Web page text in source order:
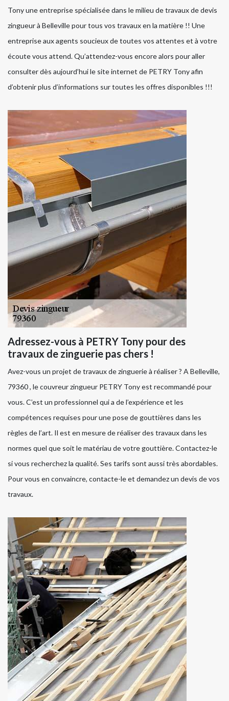
Tony une entreprise spécialisée dans le milieu de travaux de devis
zingueur à Belleville pour tous vos travaux en la matière !! Une
entreprise aux agents soucieux de toutes vos attentes et à votre
écoute vous attend. Qu’attendez-vous encore alors pour aller
consulter dès aujourd’hui le site internet de PETRY Tony afin
d’obtenir plus d’informations sur toutes les offres disponibles !!!
Adressez-vous à PETRY Tony pour des
travaux de zinguerie pas chers !
Avez-vous un projet de travaux de zinguerie à réaliser ? A Belleville,
79360 , le couvreur zingueur PETRY Tony est recommandé pour
vous. C’est un professionnel qui a de l’expérience et les
compétences requises pour une pose de gouttières dans les
règles de l’art. Il est en mesure de réaliser des travaux dans les
normes quel que soit le matériau de votre gouttière. Contactez-le
si vous recherchez la qualité. Ses tarifs sont aussi très abordables.
Pour vous en convaincre, contacte-le et demandez un devis de vos
travaux.